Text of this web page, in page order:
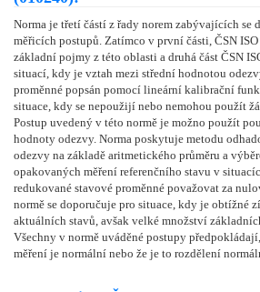
Norma je třetí částí z řady norem zabývajících se
měřicích postupů. Zatímco v první části, ČSN
základní pojmy z této oblasti a druhá část ČSN
situací, kdy je vztah mezi střední hodnotou
proměnné popsán pomocí lineární kalibrační
situace, kdy se nepoužijí nebo nemohou použít
Postup uvedený v této normě je možno použít
hodnoty odezvy. Norma poskytuje metodu
odezvy na základě aritmetického průměru a
opakovaných měření referenčního stavu v
redukované stavové proměnné považovat za
normě se doporučuje pro situace, kdy je obtížné
aktuálních stavů, avšak velké množství
Všechny v normě uváděné postupy
měření je normální nebo že je to rozdělení